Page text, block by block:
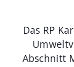
Das RP
Abschnitt